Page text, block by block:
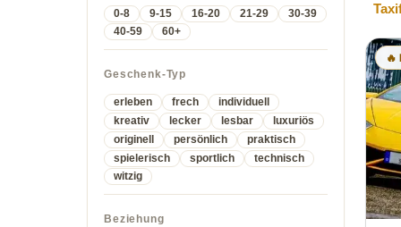
🔥
0-8 9-15 16-20 21-29
30-39
40-59
60+
Geschenk-Typ
erleben frech
individuell
kreativ
lecker lesbar
luxuriös
originell
persönlich
praktisch
spielerisch
sportlich
technisch
witzig
Beziehung